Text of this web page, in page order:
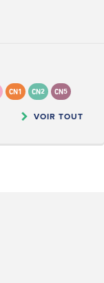
CN1 CN2 CN5
VOIR TOUT